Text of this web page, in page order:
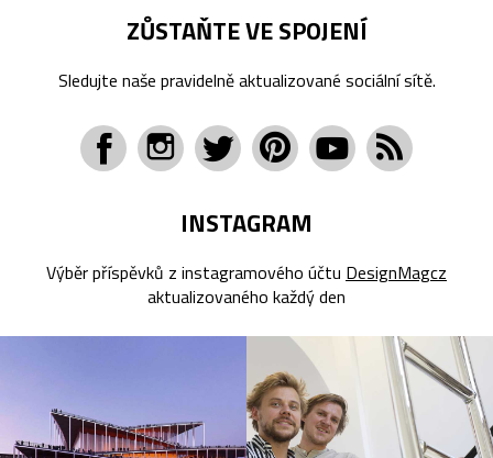
ZŮSTAŇTE VE SPOJENÍ
Sledujte naše pravidelně aktualizované sociální sítě.
INSTAGRAM
Výběr příspěvků z instagramového účtu DesignMagcz
aktualizovaného každý den